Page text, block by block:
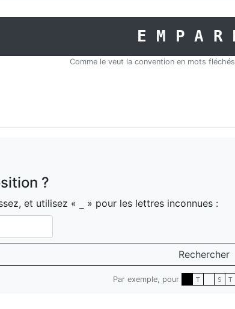
Comme le veut la convention en mots
?
et utilisez « » pour les lettres inconnues :
Rechercher
Par exemple, pour T S T